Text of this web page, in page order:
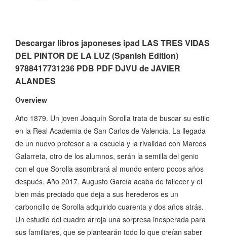
Descargar libros japoneses ipad LAS TRES VIDAS
DEL PINTOR DE LA LUZ (Spanish Edition)
9788417731236 PDB PDF DJVU de JAVIER
ALANDES
Overview
Año 1879. Un joven Joaquín Sorolla trata de buscar su estilo
en la Real Academia de San Carlos de Valencia. La llegada
de un nuevo profesor a la escuela y la rivalidad con Marcos
Galarreta, otro de los alumnos, serán la semilla del genio
con el que Sorolla asombrará al mundo entero pocos años
después. Año 2017. Augusto García acaba de fallecer y el
bien más preciado que deja a sus herederos es un
carboncillo de Sorolla adquirido cuarenta y dos años atrás.
Un estudio del cuadro arroja una sorpresa inesperada para
sus familiares, que se plantearán todo lo que creían saber